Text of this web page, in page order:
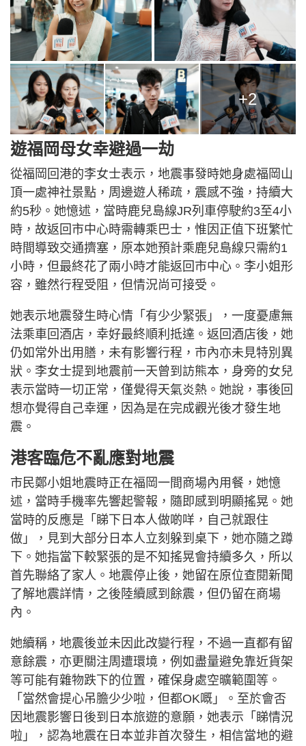
+2
遊福岡母女幸避過一劫
從福岡回港的李女士表示，地震事發時她身處福岡山
頂一處神社景點，周邊遊人稀疏，震感不強，持續大
約5秒。她憶述，當時鹿兒島線JR列車停駛約3至4小
時，故返回市中心時需轉乘巴士，惟因正值下班繁忙
時間導致交通擠塞，原本她預計乘鹿兒島線只需約1
小時，但最終花了兩小時才能返回市中心。李小姐形
容，雖然行程受阻，但情況尚可接受。
她表示地震發生時心情「有少少緊張」，一度憂慮無
法乘車回酒店，幸好最終順利抵達。返回酒店後，她
仍如常外出用膳，未有影響行程，市內亦未見特別異
狀。李女士提到地震前一天曾到訪熊本，身旁的女兒
表示當時一切正常，僅覺得天氣炎熱。她說，事後回
想亦覺得自己幸運，因為是在完成觀光後才發生地
震。
港客臨危不亂應對地震
市民鄭小姐地震時正在福岡一間商場內用餐，她憶
述，當時手機率先響起警報，隨即感到明顯搖晃。她
當時的反應是「睇下日本人做啲咩，自己就跟住
做」，見到大部分日本人立刻躲到桌下，她亦隨之蹲
下。她指當下較緊張的是不知搖晃會持續多久，所以
首先聯絡了家人。地震停止後，她留在原位查閱新聞
了解地震詳情，之後陸續感到餘震，但仍留在商場
內。
她續稱，地震後並未因此改變行程，不過一直都有留
意餘震，亦更關注周遭環境，例如盡量避免靠近貨架
等可能有雜物跌下的位置，確保身處空曠範圍等。
「當然會提心吊膽少少啦，但都OK嘅」。至於會否
因地震影響日後到日本旅遊的意願，她表示「睇情況
啦」，認為地震在日本並非首次發生，相信當地的避